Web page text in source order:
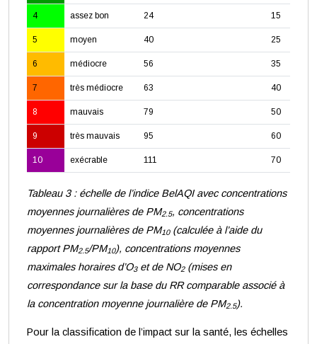
4 assez bon 24 15
5 moyen 40 25
6 médiocre 56 35
7 très médiocre 63 40
8 mauvais 79 50
9 très mauvais 95 60
10 exécrable 111 70
Tableau 3 : échelle de l’indice BelAQI avec concentrations
moyennes journalières de PM2.5, concentrations
moyennes journalières de PM10(calculée à l’aide du
rapport PM2.5/PM10), concentrations moyennes
maximales horaires d’O3et de NO2(mises en
correspondance sur la base du RR comparable associé à
la concentration moyenne journalière de PM2.5).
Pour la classification de l’impact sur la santé, les échelles